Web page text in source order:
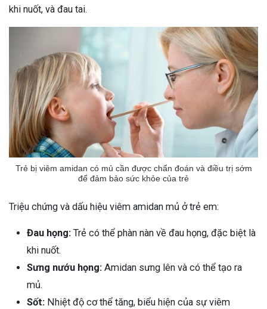
khi nuốt, và đau tai.
Trẻ bị viêm amidan có mủ cần được chẩn đoán và điều trị sớm
để đảm bảo sức khỏe của trẻ
Triệu chứng và dấu hiệu viêm amidan mủ ở trẻ em:
Đau họng: Trẻ có thể phàn nàn về đau họng, đặc biệt là
khi nuốt.
Sưng nướu họng: Amidan sưng lên và có thể tạo ra
mủ.
Sốt: Nhiệt độ cơ thể tăng, biểu hiện của sự viêm